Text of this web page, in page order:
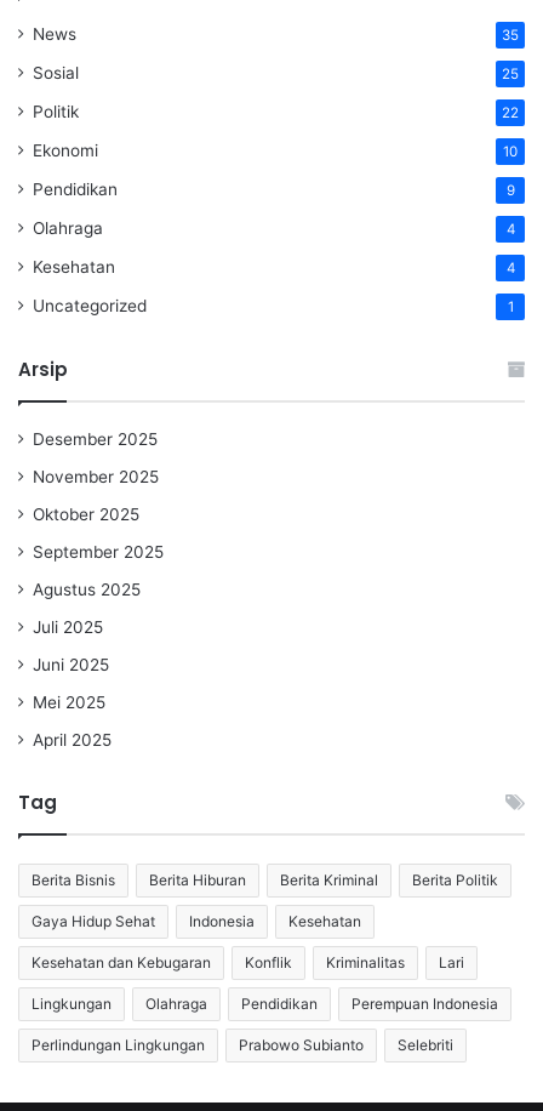
News 35
Sosial 25
Politik 22
Ekonomi 10
Pendidikan 9
Olahraga 4
Kesehatan 4
Uncategorized 1
Arsip
Desember 2025
November 2025
Oktober 2025
September 2025
Agustus 2025
Juli 2025
Juni 2025
Mei 2025
April 2025
Tag
Berita Bisnis Berita Hiburan Berita Kriminal Berita Politik
Gaya Hidup Sehat Indonesia Kesehatan
Kesehatan dan Kebugaran Konflik Kriminalitas Lari
Lingkungan Olahraga Pendidikan Perempuan Indonesia
Perlindungan Lingkungan Prabowo Subianto Selebriti